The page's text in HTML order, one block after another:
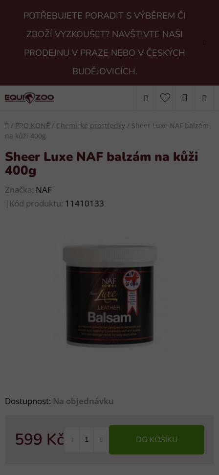
POTŘEBUJETE PORADIT S VÝBĚREM ČI
ZBOŽÍ VYZKOUŠET? NAVŠTIVTE NAŠI
PRODEJNU V PRAZE NEBO V ČESKÝCH
BUDĚJOVICÍCH.
Hledat
KOŠÍK
Domů
/ PRO KONĚ / Chemické prostředky / Sheer Luxe NAF balzám
na kůži 400g
Dostupnost: Na objednávku
599 Kč DO KOŠÍKU
Sheer Luxe NAF balzám na kůži
400g
Značka: NAF
| Kód produktu: 11410133